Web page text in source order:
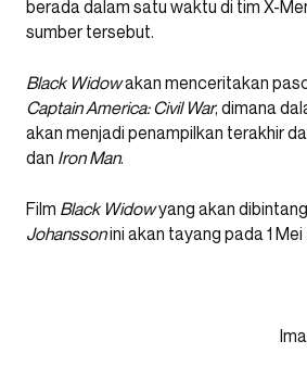
berada dalam satu waktu di tim X-
sumber tersebut.
Black Widowakan menceritakan
Captain America: Civil War, dimana
akan menjadi penampilkan terakhir
dan Iron Man.
Film Black Widowyang akan
Johanssonini akan tayang pada 1